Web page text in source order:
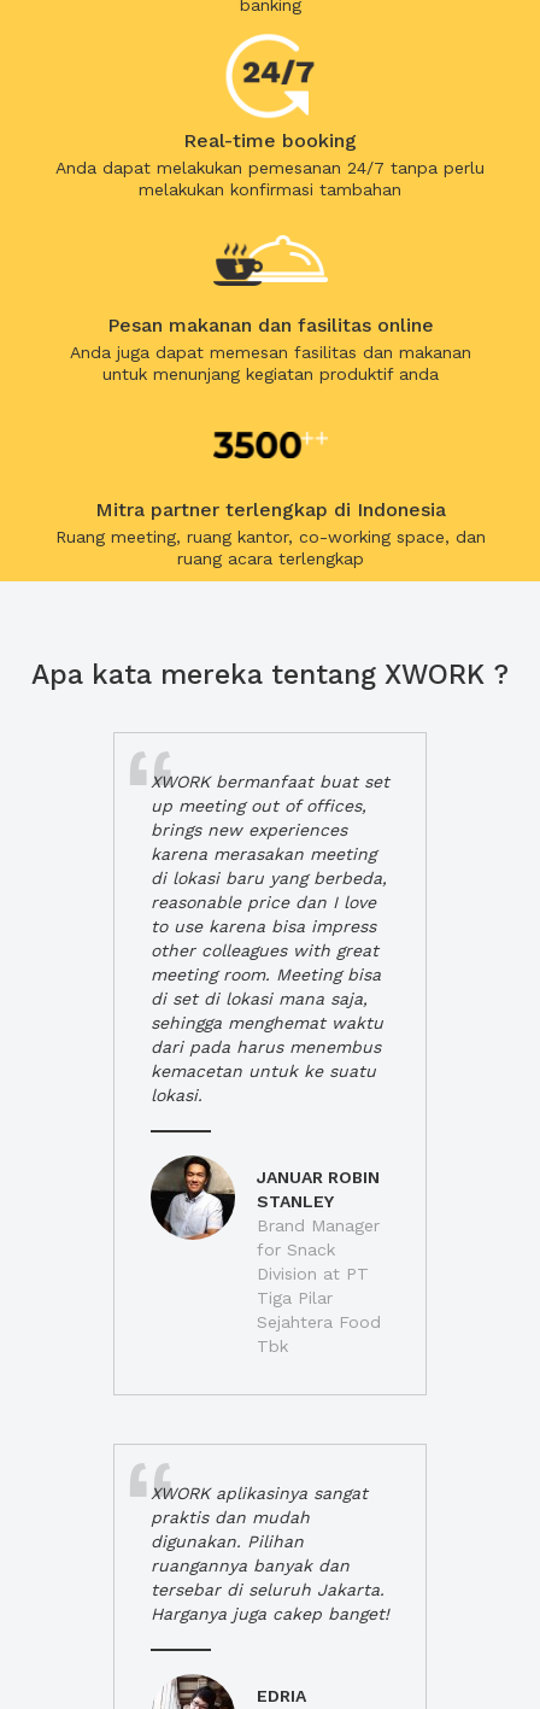
banking
Real-time booking
Anda dapat melakukan pemesanan 24/7 tanpa perlu
melakukan konfirmasi tambahan
Pesan makanan dan fasilitas online
Anda juga dapat memesan fasilitas dan makanan
untuk menunjang kegiatan produktif anda
Mitra partner terlengkap di Indonesia
Ruang meeting, ruang kantor, co-working space, dan
ruang acara terlengkap
Apa kata mereka tentang XWORK ?
XWORK bermanfaat buat set
up meeting out of offices,
brings new experiences
karena merasakan meeting
di lokasi baru yang berbeda,
reasonable price dan I love
to use karena bisa impress
other colleagues with great
meeting room. Meeting bisa
di set di lokasi mana saja,
sehingga menghemat waktu
dari pada harus menembus
kemacetan untuk ke suatu
lokasi.
JANUAR ROBIN
STANLEY
Brand Manager
for Snack
Division at PT
Tiga Pilar
Sejahtera Food
Tbk
XWORK aplikasinya sangat
praktis dan mudah
digunakan. Pilihan
ruangannya banyak dan
tersebar di seluruh Jakarta.
Harganya juga cakep banget!
EDRIA